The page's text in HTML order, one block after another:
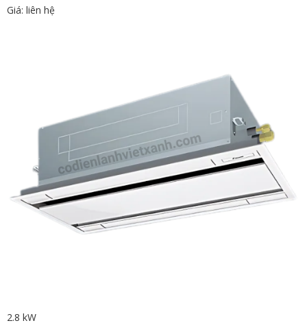
Giá: liên hệ
2.8 kW